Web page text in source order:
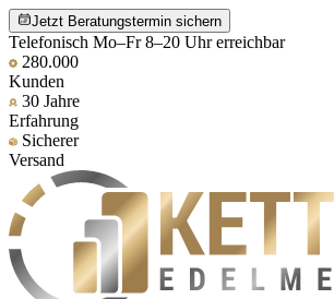
Jetzt Beratungstermin sichern
Telefonisch Mo–Fr 8–20 Uhr erreichbar
280.000
Kunden
30 Jahre
Erfahrung
Sicherer
Versand